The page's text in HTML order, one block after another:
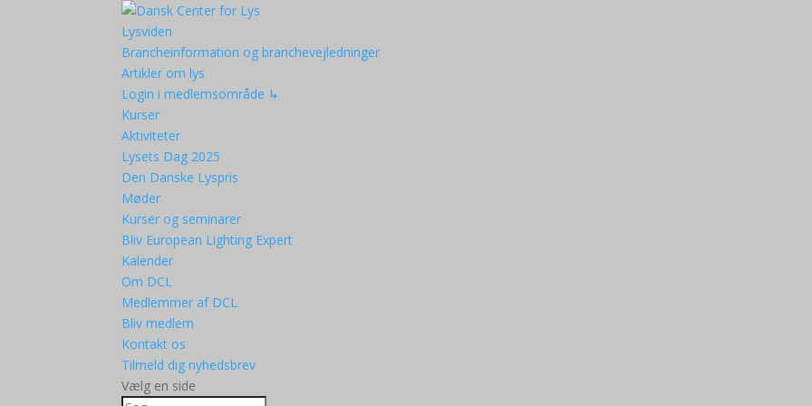
Lysviden
Brancheinformation og branchevejledninger
Artikler om lys
Login i medlemsområde ↳
Kurser
Aktiviteter
Lysets Dag 2025
Den Danske Lyspris
Møder
Kurser og seminarer
Bliv European Lighting Expert
Kalender
Om DCL
Medlemmer af DCL
Bliv medlem
Kontakt os
Tilmeld dig nyhedsbrev
Vælg en side